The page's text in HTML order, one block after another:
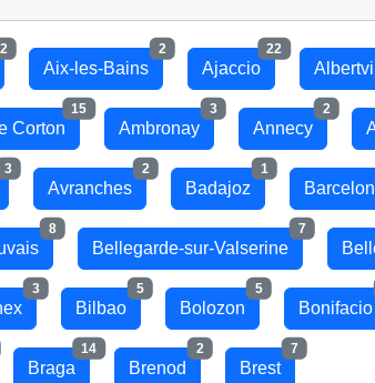
2
Aix-les-Bains
2
Ajaccio
22
Corton
15
Ambronay
3
Annecy
2
3
Avranches
2
Badajoz
1
8
Bellegarde-sur-Valserine
7
3
Bilbao
5
Bolozon
5
Bonifacio
Braga
14
Brenod
2
Brest
7